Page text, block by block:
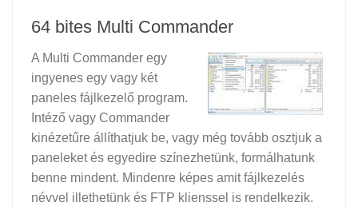
64 bites Multi Commander
A Multi Commander egy
ingyenes egy vagy két
paneles fájlkezelő program.
Intéző vagy Commander
kinézetűre állíthatjuk be, vagy még tovább osztjuk a
paneleket és egyedire színezhetünk, formálhatunk
benne mindent. Mindenre képes amit fájlkezelés
névvel illethetünk és FTP klienssel is rendelkezik.